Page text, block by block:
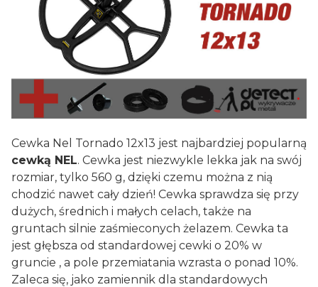
Cewka Nel Tornado 12x13 jest najbardziej popularną
cewką NEL. Cewka jest niezwykle lekka jak na swój
rozmiar, tylko 560 g, dzięki czemu można z nią
chodzić nawet cały dzień! Cewka sprawdza się przy
dużych, średnich i małych celach, także na
gruntach silnie zaśmieconych żelazem. Cewka ta
jest głębsza od standardowej cewki o 20% w
gruncie , a pole przemiatania wzrasta o ponad 10%.
Zaleca się, jako zamiennik dla standardowych